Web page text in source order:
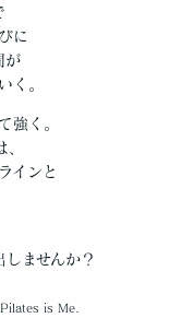
に
が
く。
強く。
インと
ませんか？
Pilates is Me.